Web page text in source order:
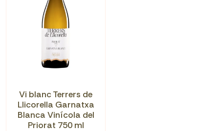
Vi blanc Terrers de
Llicorella Garnatxa
Blanca Vinícola del
Priorat 750 ml